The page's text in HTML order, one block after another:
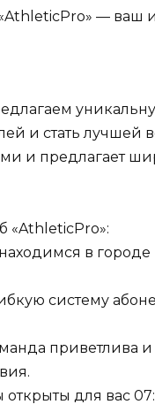
— ваш
и стать лучшей
и предлагает
«AthleticPro»:
в городе
систему
приветлива и
открыты для вас